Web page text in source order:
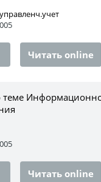
Читать online
Читать online